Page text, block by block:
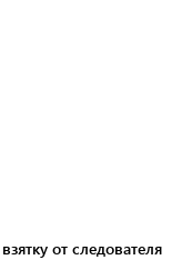
от следователя